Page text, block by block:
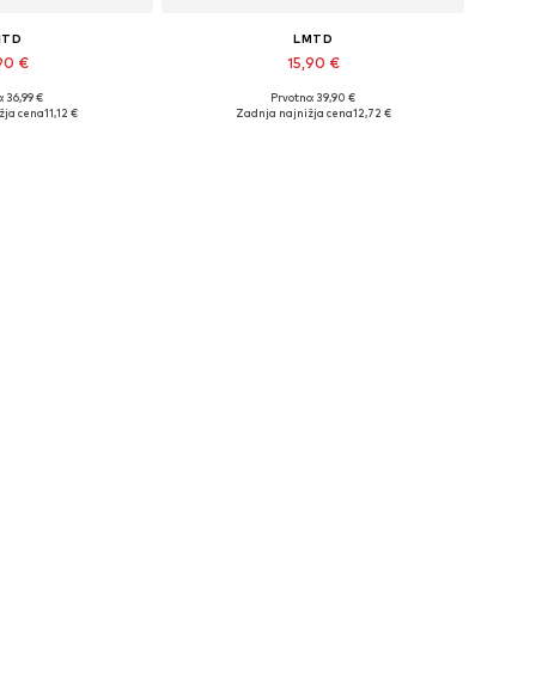
€
M, L
36,99 €
cena11,12 €
LMTD
15,90 €
Razpoložljive velikosti: XS, L
Prvotno: 39,90 €
Zadnja najnižja cena12,72 €